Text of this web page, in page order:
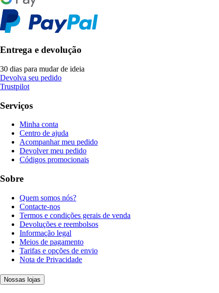
Entrega e devolução
30 dias para mudar de ideia
Devolva seu pedido
Trustpilot
Serviços
Minha conta
Centro de ajuda
Acompanhar meu pedido
Devolver meu pedido
Códigos promocionais
Sobre
Quem somos nós?
Contacte-nos
Termos e condições gerais de venda
Devoluções e reembolsos
Informação legal
Meios de pagamento
Tarifas e opções de envio
Nota de Privacidade
Nossas lojas